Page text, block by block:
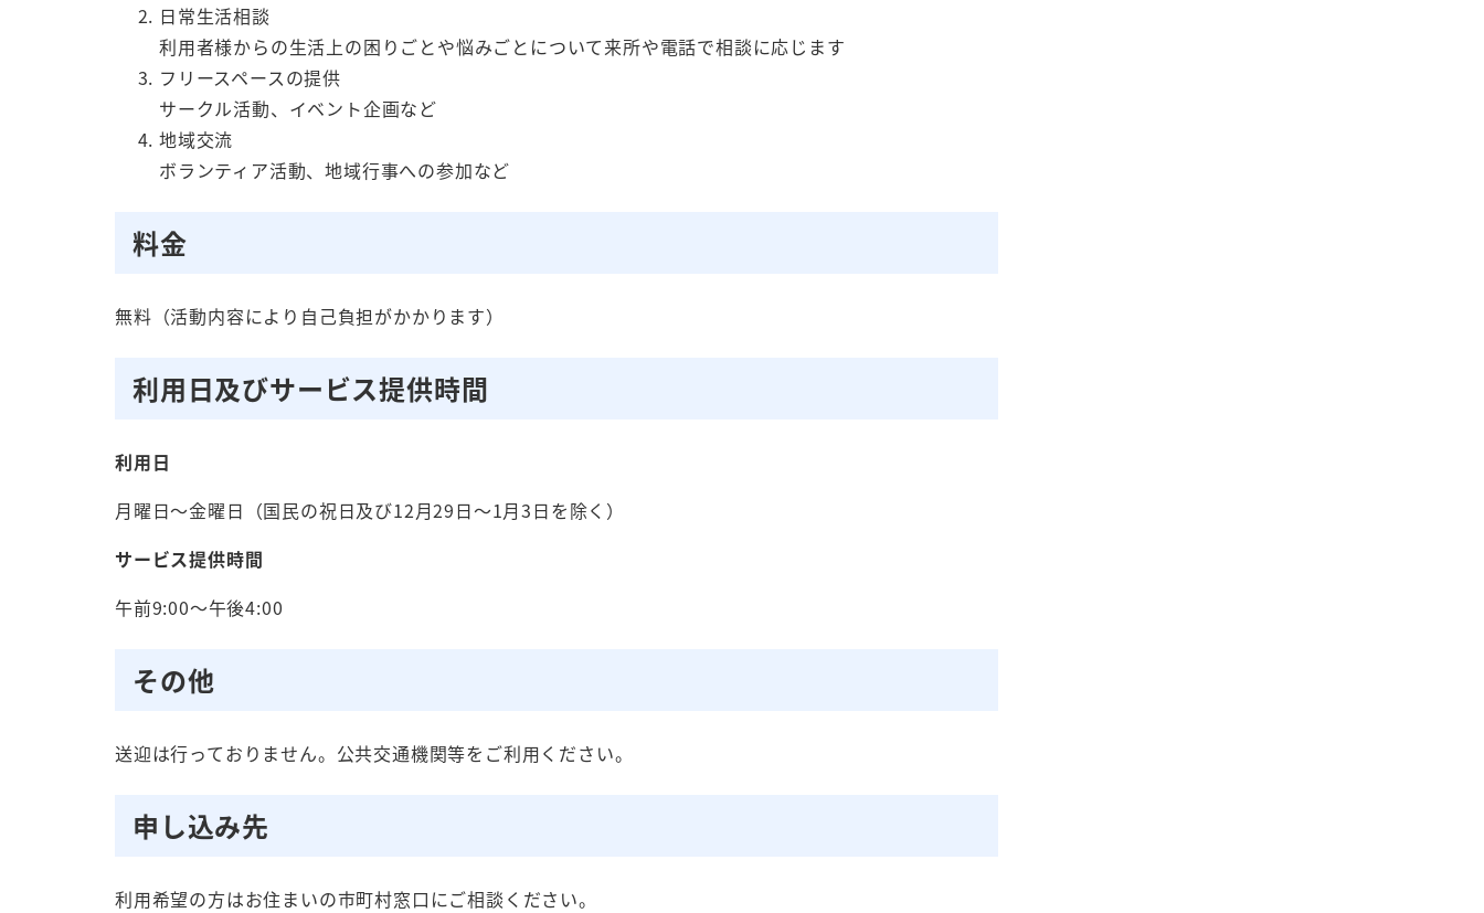
日常生活相談
利用者様からの生活上の困りごとや悩みごとについて来所や電話で相談に応じます
フリースペースの提供
サークル活動、イベント企画など
地域交流
ボランティア活動、地域行事への参加など
料金
無料（活動内容により自己負担がかかります）
利用日及びサービス提供時間
利用日
月曜日～金曜日（国民の祝日及び12月29日～1月3日を除く）
サービス提供時間
午前9:00～午後4:00
その他
送迎は行っておりません。公共交通機関等をご利用ください。
申し込み先
利用希望の方はお住まいの市町村窓口にご相談ください。